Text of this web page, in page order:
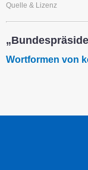
Quelle & Lizenz
Wortformen von